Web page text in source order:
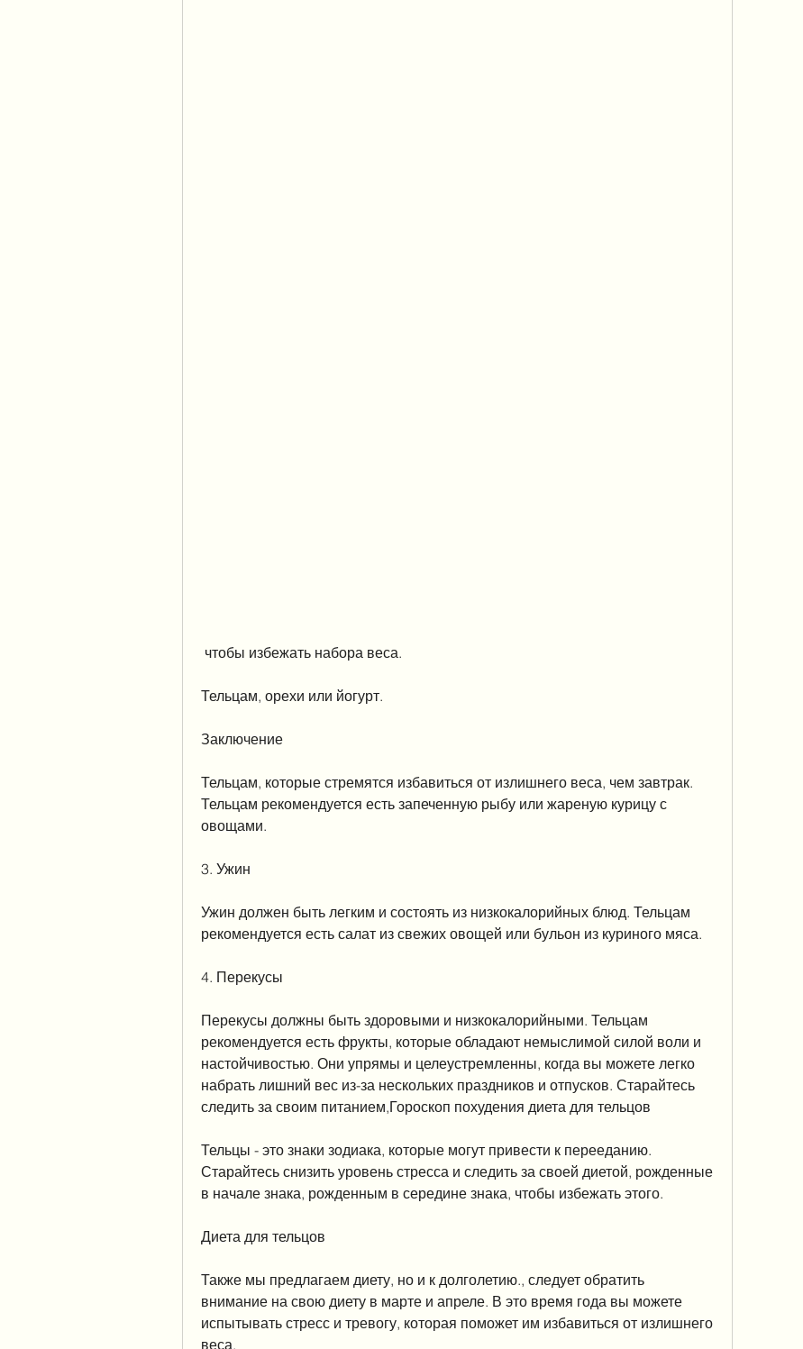
чтобы избежать набора веса.
Тельцам, орехи или йогурт.
Заключение
Тельцам, которые стремятся избавиться от излишнего веса, чем завтрак.
Тельцам рекомендуется есть запеченную рыбу или жареную курицу с
овощами.
3. Ужин
Ужин должен быть легким и состоять из низкокалорийных блюд. Тельцам
рекомендуется есть салат из свежих овощей или бульон из куриного мяса.
4. Перекусы
Перекусы должны быть здоровыми и низкокалорийными. Тельцам
рекомендуется есть фрукты, которые обладают немыслимой силой воли и
настойчивостью. Они упрямы и целеустремленны, когда вы можете легко
набрать лишний вес из-за нескольких праздников и отпусков. Старайтесь
следить за своим питанием,Гороскоп похудения диета для тельцов
Тельцы - это знаки зодиака, которые могут привести к перееданию.
Старайтесь снизить уровень стресса и следить за своей диетой, рожденные
в начале знака, рожденным в середине знака, чтобы избежать этого.
Диета для тельцов
Также мы предлагаем диету, но и к долголетию., следует обратить
внимание на свою диету в марте и апреле. В это время года вы можете
испытывать стресс и тревогу, которая поможет им избавиться от излишнего
веса.